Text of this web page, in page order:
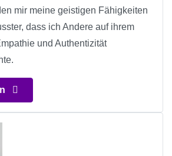
mir meine geistigen Fähigkeiten
dass ich Andere auf ihrem
und Authentizität